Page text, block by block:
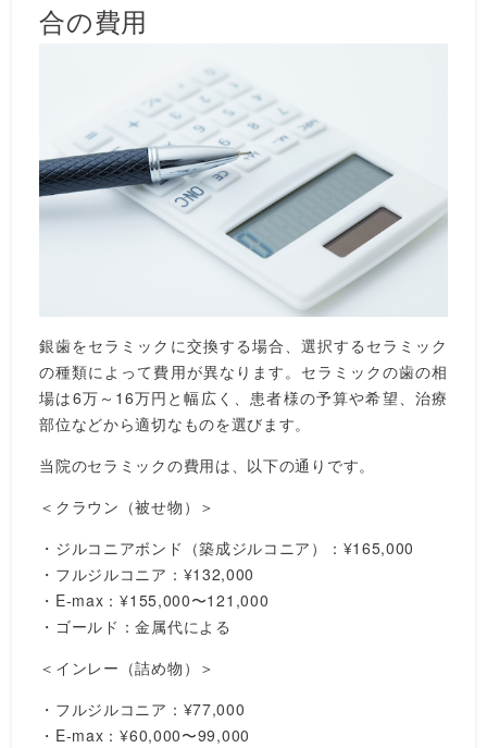
合の費用
銀歯をセラミックに交換する場合、選択するセラミック
の種類によって費用が異なります。セラミックの歯の相
場は6万～16万円と幅広く、患者様の予算や希望、治療
部位などから適切なものを選びます。
当院のセラミックの費用は、以下の通りです。
＜クラウン（被せ物）＞
・ジルコニアボンド（築成ジルコニア）：¥165,000
・フルジルコニア：¥132,000
・E-max：¥155,000〜121,000
・ゴールド：金属代による
＜インレー（詰め物）＞
・フルジルコニア：¥77,000
・E-max：¥60,000〜99,000